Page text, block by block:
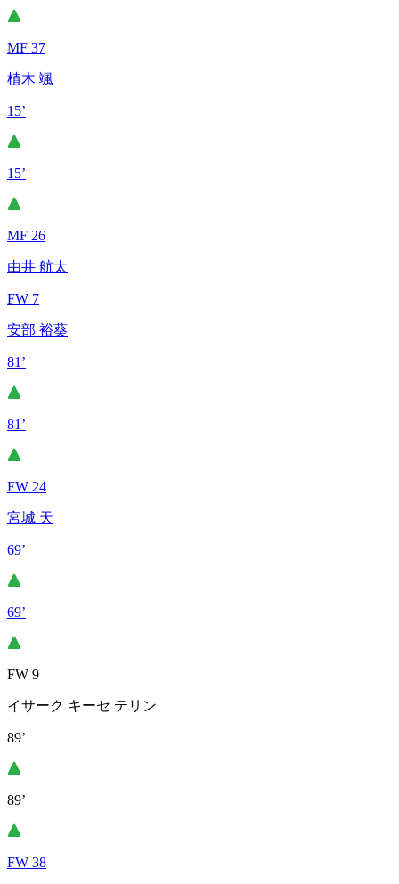
MF 37
植木 颯
15’
15’
MF 26
由井 航太
FW 7
安部 裕葵
81’
81’
FW 24
宮城 天
69’
69’
FW 9
イサーク キーセ テリン
89’
89’
FW 38